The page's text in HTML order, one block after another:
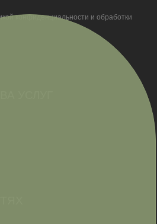
конфиденциальности и обработки
УСЛУГ